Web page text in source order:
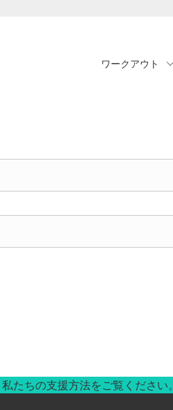
ワークアウト
たちの支援方法をご覧ください。